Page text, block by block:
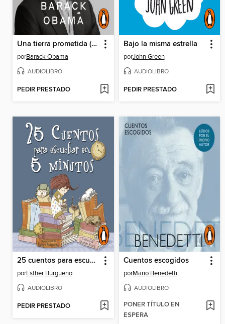
Una tierra prometida (A Promised Land)
porBarack Obama
AUDIOLIBRO
PEDIR PRESTADO
Bajo la misma estrella
porJohn Green
AUDIOLIBRO
PEDIR PRESTADO
25 cuentos para escuchar en 5 minutos
porEsther Burgueño
AUDIOLIBRO
PEDIR PRESTADO
Cuentos escogidos
porMario Benedetti
AUDIOLIBRO
PONER TÍTULO EN
ESPERA